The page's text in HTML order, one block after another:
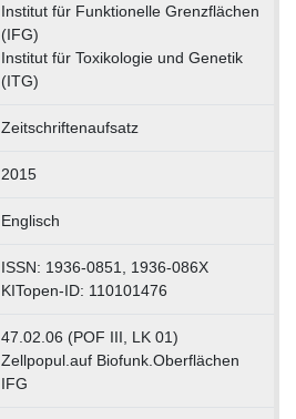
Institut für Funktionelle Grenzflächen
(IFG)
Institut für Toxikologie und Genetik
(ITG)
Zeitschriftenaufsatz
2015
Englisch
ISSN: 1936-0851, 1936-086X
KITopen-ID: 110101476
47.02.06 (POF III, LK 01)
Zellpopul.auf Biofunk.Oberflächen
IFG